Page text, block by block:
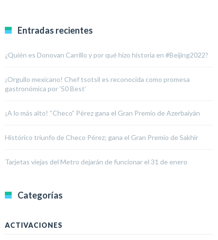
Entradas recientes
¿Quién es Donovan Carrillo y por qué hizo historia en #Beijing2022?
¡Orgullo mexicano! Chef tsotsil es reconocida como promesa
gastronómica por ’50 Best’
¡A lo más alto! “Checo” Pérez gana el Gran Premio de Azerbaiyán
Histórico triunfo de Checo Pérez; gana el Gran Premio de Sakhir
Tarjetas viejas del Metro dejarán de funcionar el 31 de enero
Categorías
ACTIVACIONES